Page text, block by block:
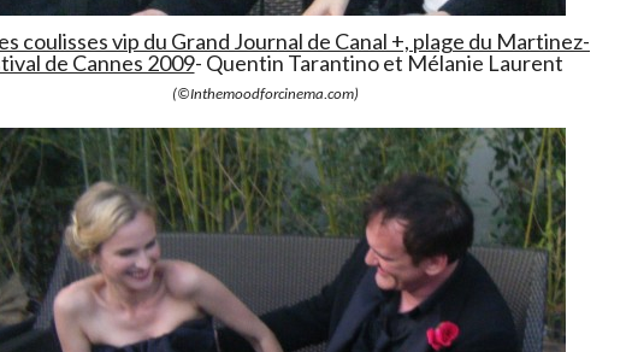
coulisses vip du Grand Journal de Canal +, plage du Martinez-
de Cannes 2009- Quentin Tarantino et Mélanie Laurent
(©Inthemoodforcinema.com)